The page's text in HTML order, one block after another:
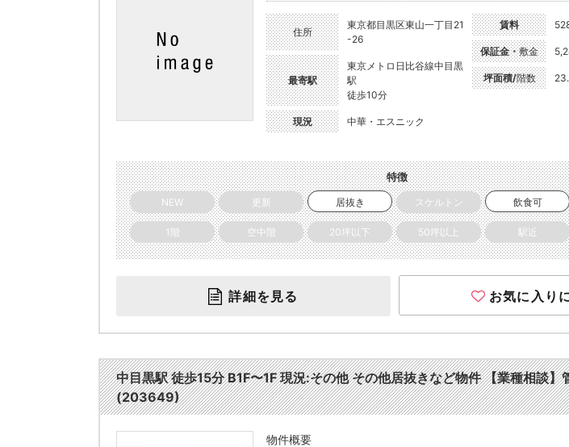
住所
東京都目黒区東山一丁目21
-26
最寄駅
東京メトロ日比谷線中目黒
駅
徒歩10分
現況 中華・エスニック
賃料
保証金・敷金
坪面積/階数
特徴
NEW 更新 居抜き スケルトン 飲食可
1階 空中階 20坪以下 50坪以上 駅近
詳細を見る お気に入り
中目黒駅 徒歩15分 B1F〜1F 現況:その他 その他居抜きなど物件 【業種相談
(203649)
物件概要